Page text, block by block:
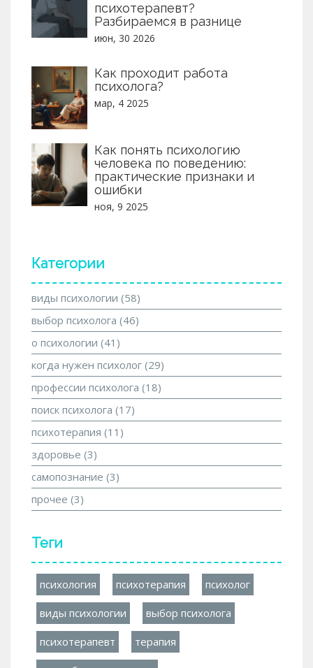
психотерапевт?
Разбираемся в разнице
июн, 30 2026
Как проходит работа
психолога?
мар, 4 2025
Как понять психологию
человека по поведению:
практические признаки и
ошибки
ноя, 9 2025
Категории
виды психологии (58)
выбор психолога (46)
о психологии (41)
когда нужен психолог (29)
профессии психолога (18)
поиск психолога (17)
психотерапия (11)
здоровье (3)
самопознание (3)
прочее (3)
Теги
психология психотерапия психолог
виды психологии выбор психолога
психотерапевт терапия